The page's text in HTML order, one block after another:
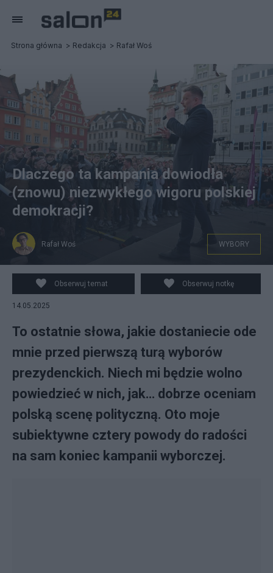
Strona główna Redakcja Rafał Woś
Wybory Prezydenta RP 2025 - kampania.
Współprzewodniczący partii Razem, kandydat w
wyborach prezydenckich Adrian Zandberg podczas
wiecu wyborczego na Placu Solnym we Wrocławiu, 13
Dlaczego ta kampania dowiodła
(znowu) niezwykłego wigoru polskiej
demokracji?
Rafał Woś WYBORY
Obserwuj temat Obserwuj notkę
14.05.2025
To ostatnie słowa, jakie dostaniecie ode
mnie przed pierwszą turą wyborów
prezydenckich. Niech mi będzie wolno
powiedzieć w nich, jak… dobrze oceniam
polską scenę polityczną. Oto moje
subiektywne cztery powody do radości
na sam koniec kampanii wyborczej.